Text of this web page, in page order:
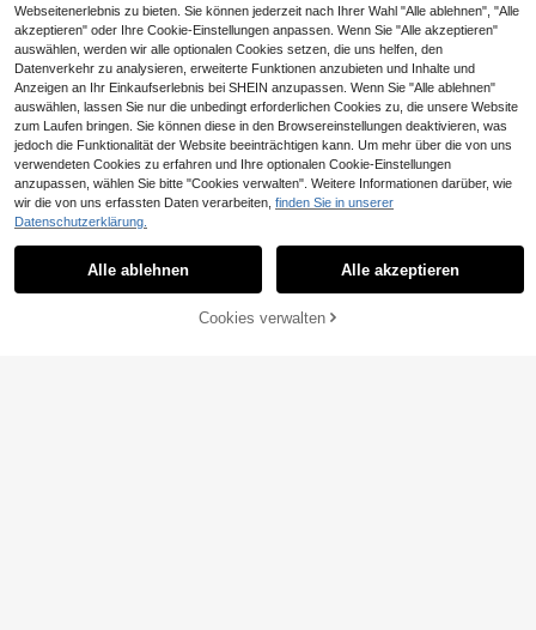
ZUM WARENKORB HINZUFÜGEN
Webseitenerlebnis zu bieten. Sie können jederzeit nach Ihrer Wahl "Alle ablehnen", "Alle
akzeptieren" oder Ihre Cookie-Einstellungen anpassen. Wenn Sie "Alle akzeptieren"
auswählen, werden wir alle optionalen Cookies setzen, die uns helfen, den
Datenverkehr zu analysieren, erweiterte Funktionen anzubieten und Inhalte und
Anzeigen an Ihr Einkaufserlebnis bei SHEIN anzupassen. Wenn Sie "Alle ablehnen"
auswählen, lassen Sie nur die unbedingt erforderlichen Cookies zu, die unsere Website
zum Laufen bringen. Sie können diese in den Browsereinstellungen deaktivieren, was
jedoch die Funktionalität der Website beeinträchtigen kann. Um mehr über die von uns
verwendeten Cookies zu erfahren und Ihre optionalen Cookie-Einstellungen
anzupassen, wählen Sie bitte "Cookies verwalten". Weitere Informationen darüber, wie
wir die von uns erfassten Daten verarbeiten, finden Sie in unserer
Datenschutzerklärung.
Alle ablehnen Alle akzeptieren
Cookies verwalten